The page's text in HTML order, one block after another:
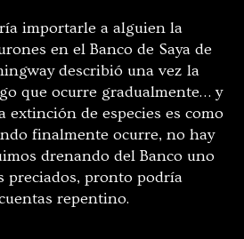
importarle a alguien la
en el Banco de Saya de
describió una vez la
que ocurre gradualmente… y
extinción de especies es como
finalmente ocurre, no hay
drenando del Banco uno
preciados, pronto podría
repentino.